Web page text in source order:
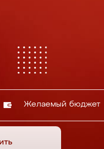
Желаемый бюджет